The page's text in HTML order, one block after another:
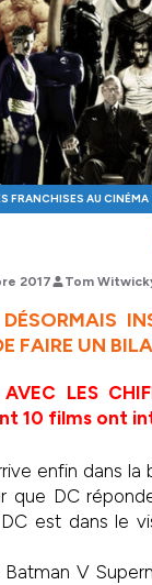
FRANCHISES AU CINÉMA
2017 Tom
FAIRE UN
AVEC LES
10 films ont
enfin dans
que DC
est dans le
Batman V